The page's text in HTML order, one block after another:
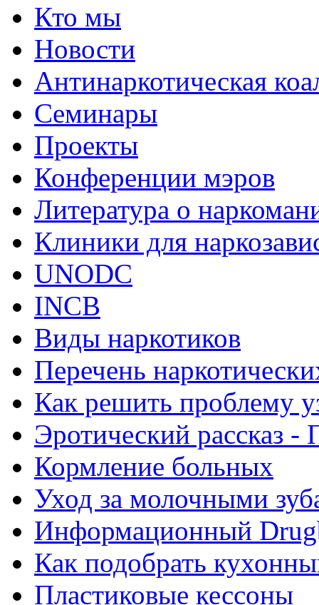
Кто мы
Новости
Антинаркотическая
Семинары
Проекты
Конференции мэров
Литература о
Клиники для
UNODC
INCB
Виды наркотиков
Перечень
Как решить проблему
Эротический рассказ -
Кормление больных
Уход за молочными
Информационный
Как подобрать
Пластиковые кессоны